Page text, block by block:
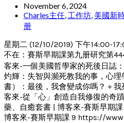
November 6, 2024
Charles主任 工作坊 美國新
册
星期二 (12/10/2019) 下午14:00-
不在：賽斯早期課第九册研究第
客來-一個美國哲學家的死後日誌
灼輝：失智與瀕死教我的事，心
書）：最後，我會變成你嗎？＋
客來-從「心」創造自我修復的奇
藥、自癒套書 | 博客來-賽斯早期
博客來-賽斯早期課 9 https://